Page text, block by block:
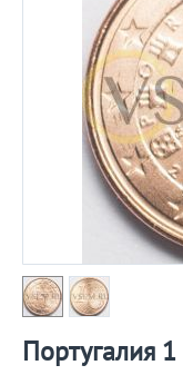
Португалия